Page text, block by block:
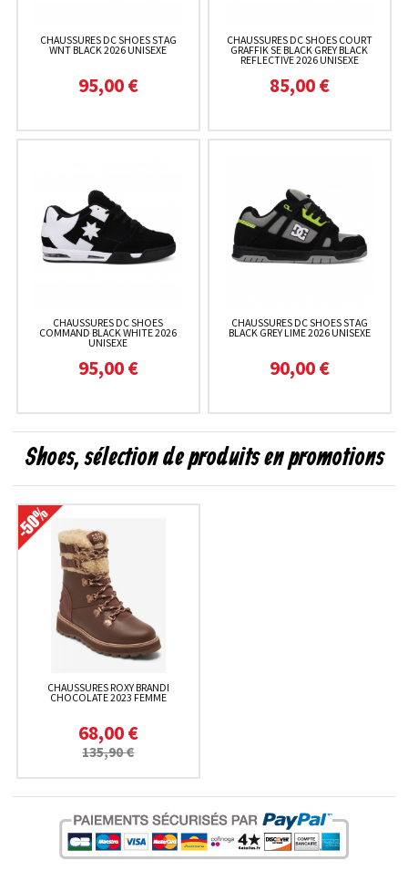
CHAUSSURES DC SHOES STAG
WNT BLACK 2026 UNISEXE
95,00 €
CHAUSSURES DC SHOES COURT
GRAFFIK SE BLACK GREY BLACK
REFLECTIVE 2026 UNISEXE
85,00 €
CHAUSSURES DC SHOES
COMMAND BLACK WHITE 2026
UNISEXE
95,00 €
CHAUSSURES DC SHOES STAG
BLACK GREY LIME 2026 UNISEXE
90,00 €
Shoes, sélection de produits en promotions
CHAUSSURES ROXY BRANDI
CHOCOLATE 2023 FEMME
68,00 €
135,90 €